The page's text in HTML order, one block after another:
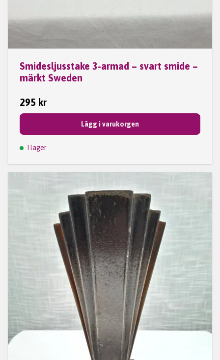
Smidesljusstake 3-armad – svart smide –
märkt Sweden
295 kr
Lägg i varukorgen
I lager